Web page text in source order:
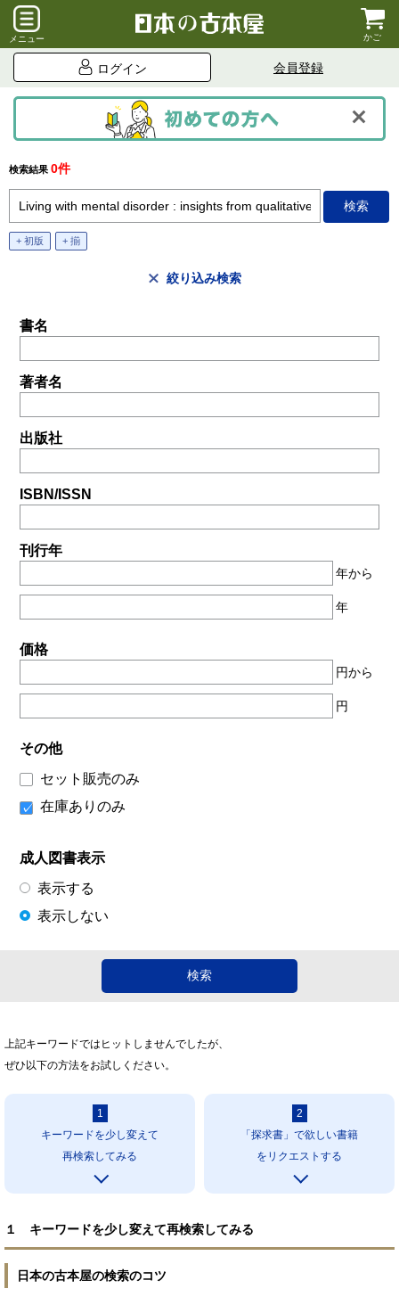
メニュー かご
ログイン 会員登録
検索結果 0件
+ 初版 + 揃
絞り込み検索
書名
著者名
出版社
ISBN/ISSN
刊行年
年から
年
価格
円から
円
その他
セット販売のみ
在庫ありのみ
成人図書表示
表示する
表示しない
上記キーワードではヒットしませんでしたが、
ぜひ以下の方法をお試しください。
1
キーワードを少し変えて
再検索してみる
2
「探求書」で欲しい書籍
をリクエストする
１ キーワードを少し変えて再検索してみる
日本の古本屋の検索のコツ